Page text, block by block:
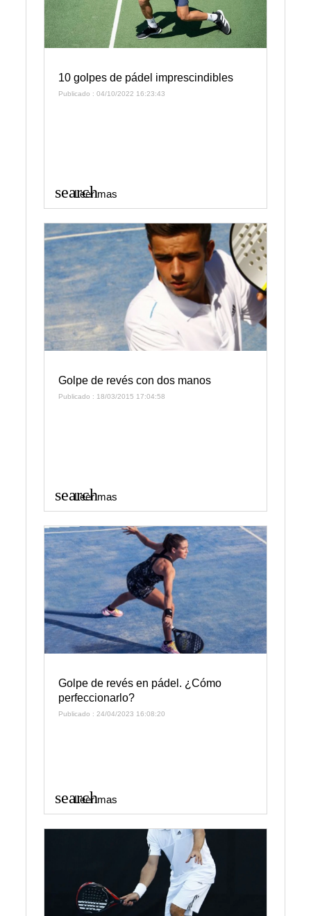
10 golpes de pádel imprescindibles
Publicado : 04/10/2022 16:23:43
search
Leer mas
Golpe de revés con dos manos
Publicado : 18/03/2015 17:04:58
search
Leer mas
Golpe de revés en pádel. ¿Cómo
perfeccionarlo?
Publicado : 24/04/2023 16:08:20
search
Leer mas